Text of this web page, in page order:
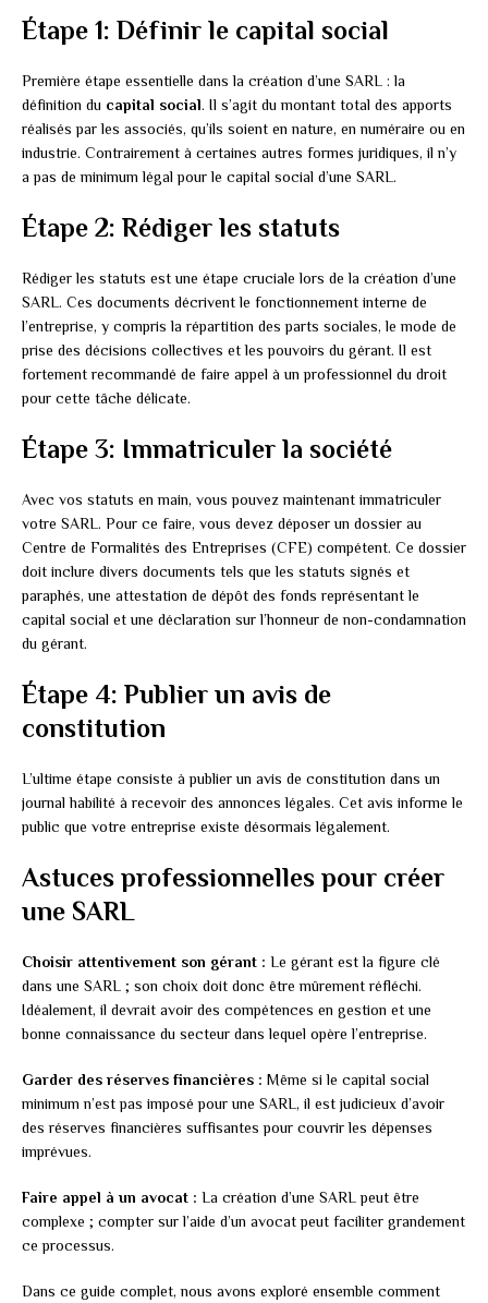
Étape 1: Définir le capital social
Première étape essentielle dans la création d’une SARL : la
définition du capital social. Il s’agit du montant total des apports
réalisés par les associés, qu’ils soient en nature, en numéraire ou en
industrie. Contrairement à certaines autres formes juridiques, il n’y
a pas de minimum légal pour le capital social d’une SARL.
Étape 2: Rédiger les statuts
Rédiger les statuts est une étape cruciale lors de la création d’une
SARL. Ces documents décrivent le fonctionnement interne de
l’entreprise, y compris la répartition des parts sociales, le mode de
prise des décisions collectives et les pouvoirs du gérant. Il est
fortement recommandé de faire appel à un professionnel du droit
pour cette tâche délicate.
Étape 3: Immatriculer la société
Avec vos statuts en main, vous pouvez maintenant immatriculer
votre SARL. Pour ce faire, vous devez déposer un dossier au
Centre de Formalités des Entreprises (CFE) compétent. Ce dossier
doit inclure divers documents tels que les statuts signés et
paraphés, une attestation de dépôt des fonds représentant le
capital social et une déclaration sur l’honneur de non-condamnation
du gérant.
Étape 4: Publier un avis de
constitution
L’ultime étape consiste à publier un avis de constitution dans un
journal habilité à recevoir des annonces légales. Cet avis informe le
public que votre entreprise existe désormais légalement.
Astuces professionnelles pour créer
une SARL
Choisir attentivement son gérant : Le gérant est la figure clé
dans une SARL ; son choix doit donc être mûrement réfléchi.
Idéalement, il devrait avoir des compétences en gestion et une
bonne connaissance du secteur dans lequel opère l’entreprise.
Garder des réserves financières : Même si le capital social
minimum n’est pas imposé pour une SARL, il est judicieux d’avoir
des réserves financières suffisantes pour couvrir les dépenses
imprévues.
Faire appel à un avocat : La création d’une SARL peut être
complexe ; compter sur l’aide d’un avocat peut faciliter grandement
ce processus.
Dans ce guide complet, nous avons exploré ensemble comment